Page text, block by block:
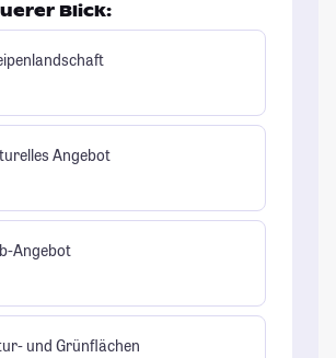
Blick:
Angebot
Angebot
und Grünflächen